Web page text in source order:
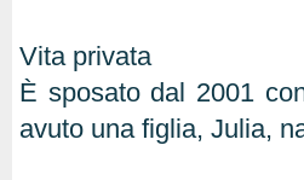
Vita privata
È sposato dal 2001
avuto una figlia, Julia,